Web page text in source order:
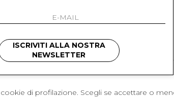
ISCRIVITI ALLA NOSTRA
NEWSLETTER
di profilazione. Scegli se accettare o